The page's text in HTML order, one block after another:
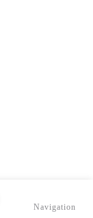
Navigation